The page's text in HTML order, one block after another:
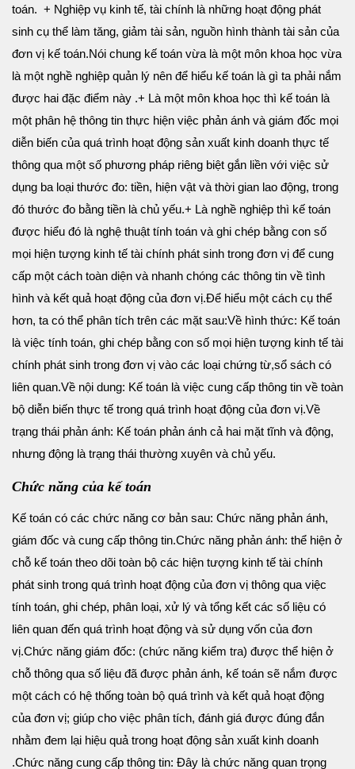
toán. + Nghiệp vụ kinh tế, tài chính là những hoạt động phát
sinh cụ thể làm tăng, giảm tài sản, nguồn hình thành tài sản của
đơn vị kế toán.Nói chung kế toán vừa là một môn khoa học vừa
là một nghề nghiệp quản lý nên để hiểu kế toán là gì ta phải nắm
được hai đặc điểm này .+ Là một môn khoa học thì kế toán là
một phân hệ thông tin thực hiện việc phản ánh và giám đốc mọi
diễn biến của quá trình hoạt động sản xuất kinh doanh thực tế
thông qua một số phương pháp riêng biệt gắn liền với việc sử
dụng ba loại thước đo: tiền, hiện vật và thời gian lao động, trong
đó thước đo bằng tiền là chủ yếu.+ Là nghề nghiệp thì kế toán
được hiểu đó là nghệ thuật tính toán và ghi chép bằng con số
mọi hiện tượng kinh tế tài chính phát sinh trong đơn vị để cung
cấp một cách toàn diện và nhanh chóng các thông tin về tình
hình và kết quả hoạt động của đơn vị.Để hiểu một cách cụ thể
hơn, ta có thể phân tích trên các mặt sau:Về hình thức: Kế toán
là việc tính toán, ghi chép bằng con số mọi hiện tượng kinh tế tài
chính phát sinh trong đơn vị vào các loại chứng từ,sổ sách có
liên quan.Về nội dung: Kế toán là việc cung cấp thông tin về toàn
bộ diễn biến thực tế trong quá trình hoạt động của đơn vị.Về
trạng thái phản ánh: Kế toán phản ánh cả hai mặt tĩnh và động,
nhưng động là trạng thái thường xuyên và chủ yếu.
Chức năng của kế toán
Kế toán có các chức năng cơ bản sau: Chức năng phản ánh,
giám đốc và cung cấp thông tin.Chức năng phản ánh: thể hiện ở
chỗ kế toán theo dõi toàn bộ các hiện tượng kinh tế tài chính
phát sinh trong quá trình hoạt động của đơn vị thông qua việc
tính toán, ghi chép, phân loại, xử lý và tổng kết các số liệu có
liên quan đến quá trình hoạt động và sử dụng vốn của đơn
vị.Chức năng giám đốc: (chức năng kiểm tra) được thể hiện ở
chỗ thông qua số liệu đã được phản ánh, kế toán sẽ nắm được
một cách có hệ thống toàn bộ quá trình và kết quả hoạt động
của đơn vị; giúp cho việc phân tích, đánh giá được đúng đắn
nhằm đem lại hiệu quả trong hoạt động sản xuất kinh doanh
.Chức năng cung cấp thông tin: Đây là chức năng quan trọng